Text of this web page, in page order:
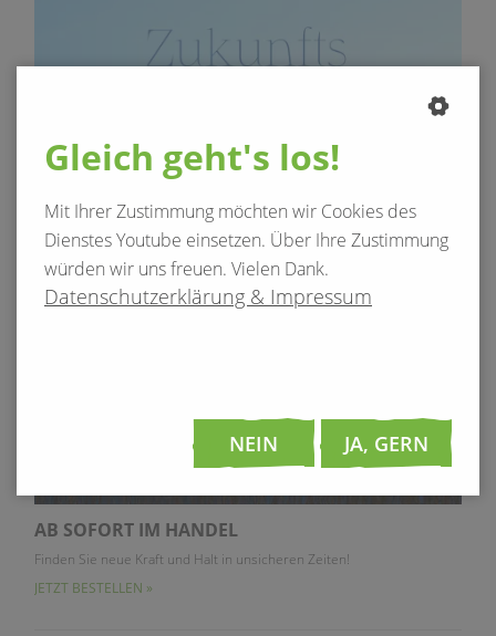
AB SOFORT IM HANDEL
Finden Sie neue Kraft und Halt in unsicheren Zeiten!
JETZT BESTELLEN »
Gleich geht's los!
Mit Ihrer Zustimmung möchten wir Cookies des
Dienstes Youtube einsetzen. Über Ihre Zustimmung
würden wir uns freuen. Vielen Dank.
Datenschutzerklärung & Impressum
NEIN JA, GERN